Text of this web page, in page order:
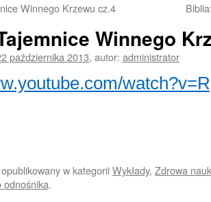
Winnego Krzewu cz.4
Winnego
października 2013, autor: administrator
w kategoriiWykłady, Zdrowa
odnośnika.